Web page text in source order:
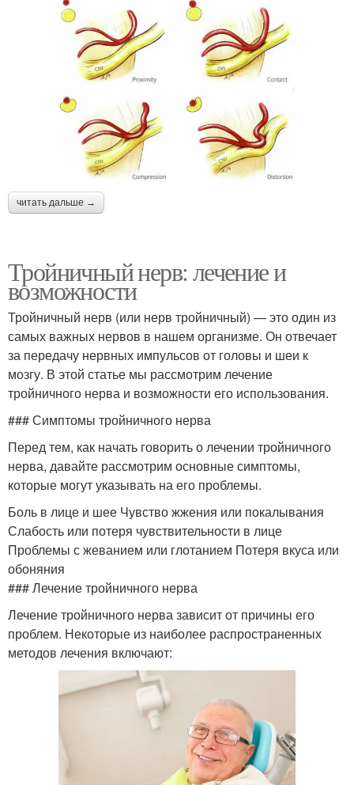
читать дальше →
Тройничный нерв: лечение и
возможности
Тройничный нерв (или нерв тройничный) — это один из
самых важных нервов в нашем организме. Он отвечает
за передачу нервных импульсов от головы и шеи к
мозгу. В этой статье мы рассмотрим лечение
тройничного нерва и возможности его использования.
### Симптомы тройничного нерва
Перед тем, как начать говорить о лечении тройничного
нерва, давайте рассмотрим основные симптомы,
которые могут указывать на его проблемы.
Боль в лице и шее Чувство жжения или покалывания
Слабость или потеря чувствительности в лице
Проблемы с жеванием или глотанием Потеря вкуса или
обоняния
### Лечение тройничного нерва
Лечение тройничного нерва зависит от причины его
проблем. Некоторые из наиболее распространенных
методов лечения включают: